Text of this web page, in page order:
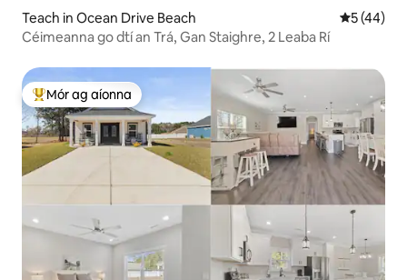
Teach in Ocean Drive Beach
5 (44)
Céimeanna go dtí an Trá, Gan Staighre, 2 Leaba Rí
An-mhór ag aíonna
Mór ag aíonna